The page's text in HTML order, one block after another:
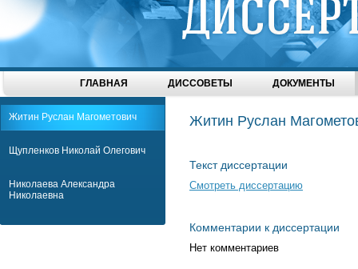
ГЛАВНАЯ ДИССОВЕТЫ ДОКУМЕНТЫ
Житин Руслан Магометович
Щупленков Николай Олегович
Николаева Александра
Николаевна
Житин Руслан
Текст диссертации
Смотреть диссертацию
Комментарии к диссертации
Нет комментариев